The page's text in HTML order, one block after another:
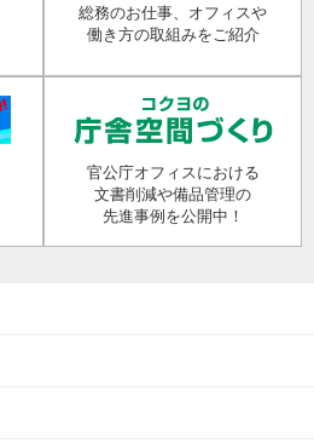
総務のお仕事、オフィスや
働き方の取組みをご紹介
官公庁オフィスにおける
文書削減や備品管理の
先進事例を公開中！